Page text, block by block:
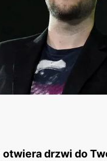
otwiera drzwi do